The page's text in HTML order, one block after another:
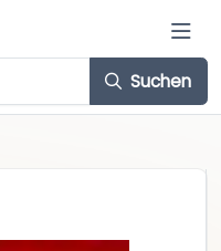
Suchen